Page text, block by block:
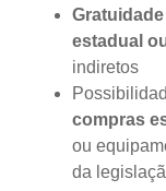
estadual
indiretos
compras
ou
da